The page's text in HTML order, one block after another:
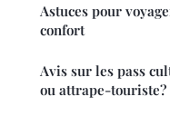
Astuces pour
confort
Avis sur les pass
ou attrape-touriste?